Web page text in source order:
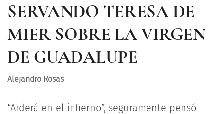
SERVANDO TERESA DE
MIER SOBRE LA VIRGEN
DE GUADALUPE
Alejandro Rosas
“Arderá en el infierno”, seguramente pensó